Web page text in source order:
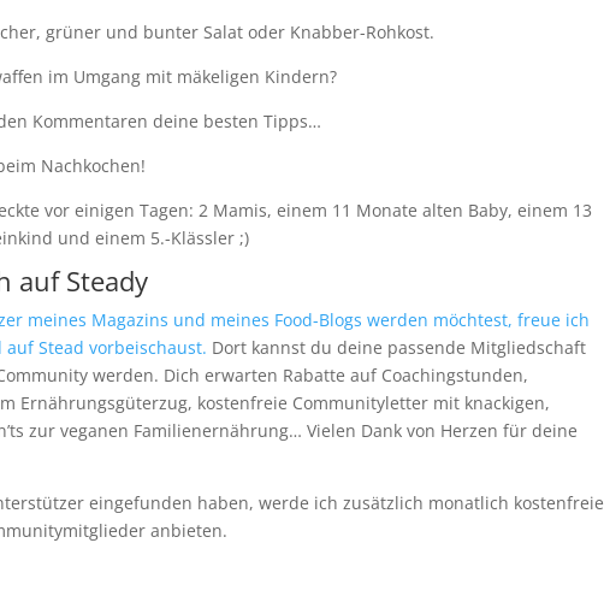
grüner und bunter Salat oder Knabber-Rohkost.
im Umgang mit mäkeligen Kindern?
Kommentaren deine besten Tipps…
Nachkochen!
vor einigen Tagen: 2 Mamis, einem 11 Monate alten Baby, einem 13
und einem 5.-Klässler ;)
auf Steady
meines Magazins und meines Food-Blogs werden möchtest, freue ich
Stead vorbeischaust. Dort kannst du deine passende Mitgliedschaft
werden. Dich erwarten Rabatte auf Coachingstunden,
Ernährungsgüterzug, kostenfreie Communityletter mit knackigen,
zur veganen Familienernährung… Vielen Dank von Herzen für deine
eingefunden haben, werde ich zusätzlich monatlich kostenfreie
anbieten.